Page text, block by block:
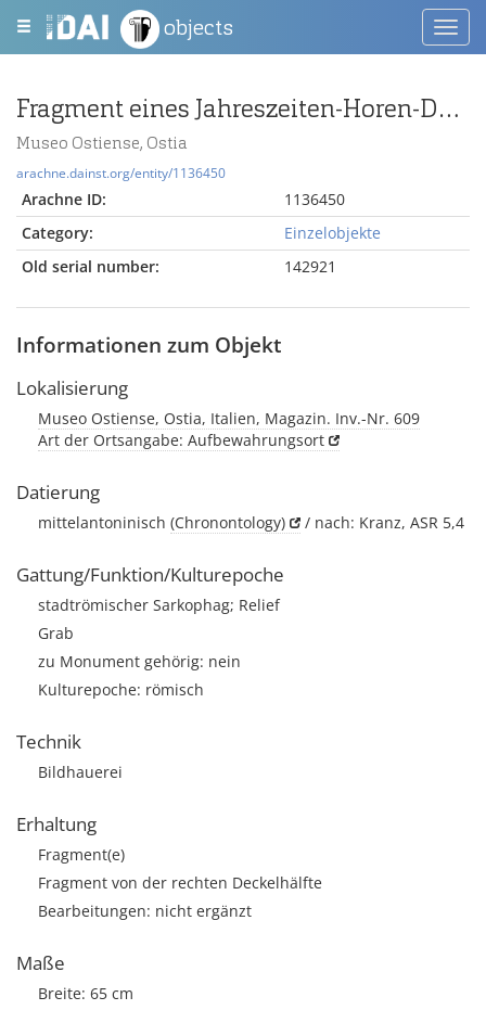
objects
Fragment eines Jahreszeiten-Horen-Deckels
Museo Ostiense, Ostia
arachne.dainst.org/entity/1136450
Arachne ID:
1136450
Category:
Einzelobjekte
Old serial number:
142921
Informationen zum Objekt
Lokalisierung
Museo Ostiense, Ostia, Italien, Magazin. Inv.-Nr. 609
Art der Ortsangabe: Aufbewahrungsort
Datierung
mittelantoninisch (Chronontology) / nach: Kranz, ASR 5,4
Gattung/Funktion/Kulturepoche
stadtrömischer Sarkophag; Relief
Grab
zu Monument gehörig: nein
Kulturepoche: römisch
Technik
Bildhauerei
Erhaltung
Fragment(e)
Fragment von der rechten Deckelhälfte
Bearbeitungen: nicht ergänzt
Maße
Breite: 65 cm